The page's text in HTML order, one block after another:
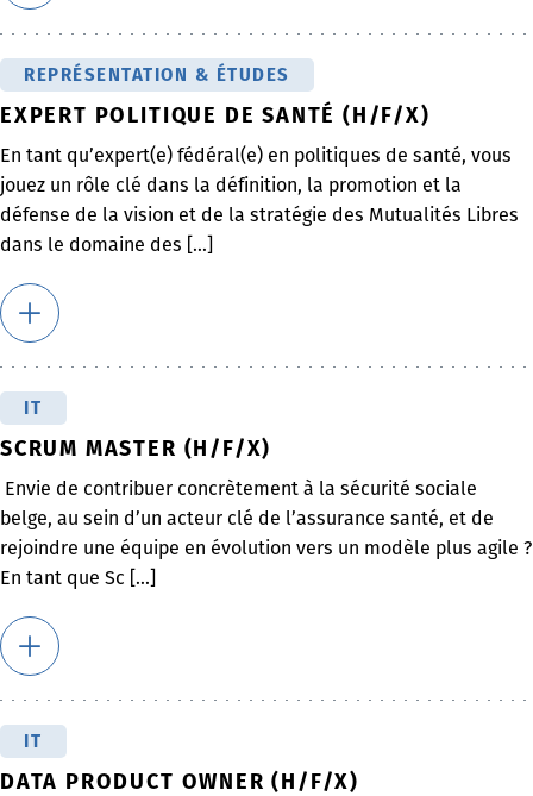
REPRÉSENTATION & ÉTUDES
EXPERT POLITIQUE DE SANTÉ (H/F/X)
En tant qu’expert(e) fédéral(e) en politiques de santé, vous
jouez un rôle clé dans la définition, la promotion et la
défense de la vision et de la stratégie des Mutualités Libres
dans le domaine des [...]
IT
SCRUM MASTER (H/F/X)
Envie de contribuer concrètement à la sécurité sociale
belge, au sein d’un acteur clé de l’assurance santé, et de
rejoindre une équipe en évolution vers un modèle plus agile ?
En tant que Sc [...]
IT
DATA PRODUCT OWNER (H/F/X)